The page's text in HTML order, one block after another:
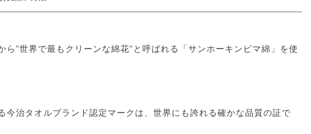
”世界で最もクリーンな綿花”と呼ばれる「サンホーキンピマ綿」を使
治タオルブランド認定マークは、世界にも誇れる確かな品質の証で